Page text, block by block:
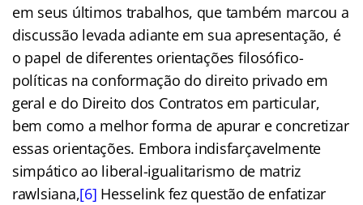
em seus últimos trabalhos, que também marcou a
discussão levada adiante em sua apresentação, é
o papel de diferentes orientações filosófico-
políticas na conformação do direito privado em
geral e do Direito dos Contratos em particular,
bem como a melhor forma de apurar e concretizar
essas orientações. Embora indisfarçavelmente
simpático ao liberal-igualitarismo de matriz
rawlsiana,[6] Hesselink fez questão de enfatizar